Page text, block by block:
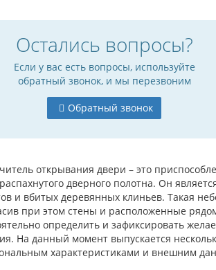
Остались вопросы?
Если у вас есть вопросы, используйте
обратный звонок, и мы перезвоним
Обратный звонок
открывания двери – это
дверного полотна. Он
и вбитых деревянных клиньев. Такая
при этом стены и расположенные
определить и зафиксировать
На данный момент выпускается
характеристиками и внешним